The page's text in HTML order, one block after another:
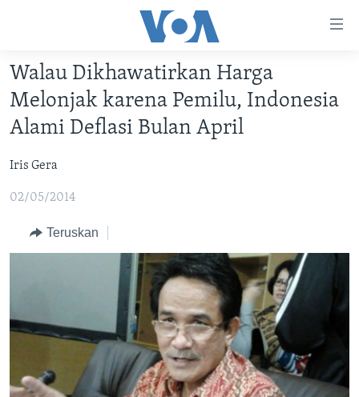
Akses
Lanjut
ke
Konten
Lanjut
ke
Utama
Lanjut
DUNIA
POLYGRAPH
DAFTAR PROGRAM
Learning English
Bahasa-bahasa
Walau Dikhawatirkan Harga
Melonjak karena Pemilu, Indonesia
Alami Deflasi Bulan April
Iris Gera
02/05/2014
Teruskan